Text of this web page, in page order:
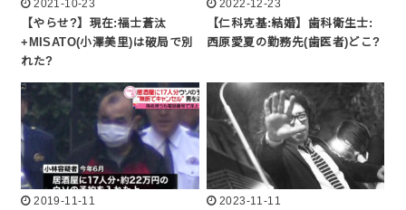
2021-10-23
【やらせ?】現在:福士蒼汰
+MISATO(小澤美里)は破局で別
れた?
2022-12-23
【仁科克基:結婚】歯科衛生士:
西原愛夏の勤務先(歯医者)どこ?
2019-11-11
2023-11-11